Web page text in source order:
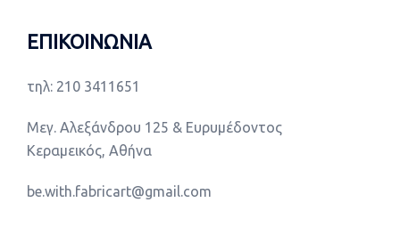
ΕΠΙΚΟΙΝΩΝΙΑ
τηλ: 210 3411651
Μεγ. Αλεξάνδρου 125 & Ευρυμέδοντος
Κεραμεικός, Αθήνα
be.with.fabricart@gmail.com